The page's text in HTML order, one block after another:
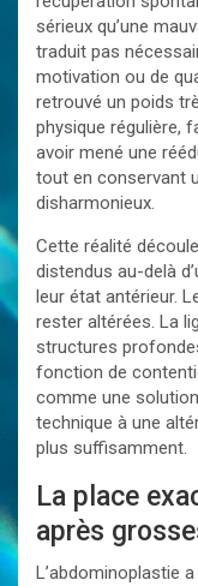
sérieux qu’une
traduit pas
motivation ou de
retrouvé un poids
physique régulière,
avoir mené une
tout en conservant
disharmonieux.
Cette réalité
distendus au-delà
leur état antérieur.
rester altérées. La
structures
fonction de
comme une
technique à une
plus suffisamment.
La place
après
L’abdominoplastie